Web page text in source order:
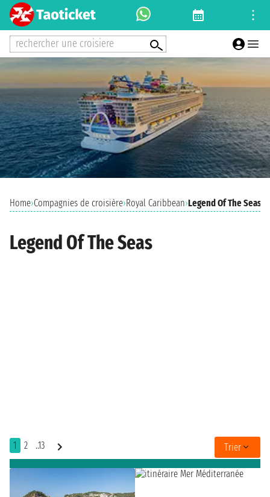
rechercher une croisiere
Home›Compagnies de croisière›Royal Caribbean›Legend Of The Seas
Legend Of The Seas
1 2 ..13 Trier